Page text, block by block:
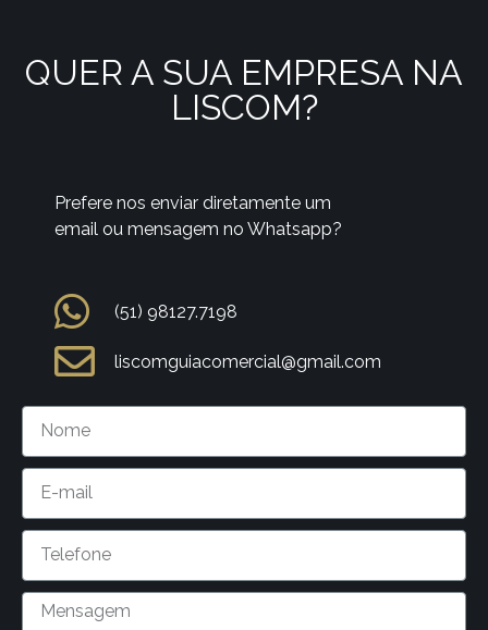
QUER A SUA EMPRESA NA
LISCOM?
Prefere nos enviar diretamente um
email ou mensagem no Whatsapp?
(51) 98127.7198
liscomguiacomercial@gmail.com